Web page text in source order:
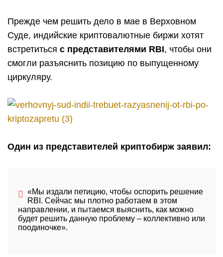
Прежде чем решить дело в мае в Верховном
Суде, индийские криптовалютные биржи хотят
встретиться с представителями RBI, чтобы они
смогли разъяснить позицию по выпущенному
циркуляру.
Один из представителей криптобирж заявил:
«Мы издали петицию, чтобы оспорить решение
RBI. Сейчас мы плотно работаем в этом
направлении, и пытаемся выяснить, как можно
будет решить данную проблему – коллективно или
поодиночке».